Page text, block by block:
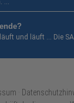
…
und läuft … Die
·